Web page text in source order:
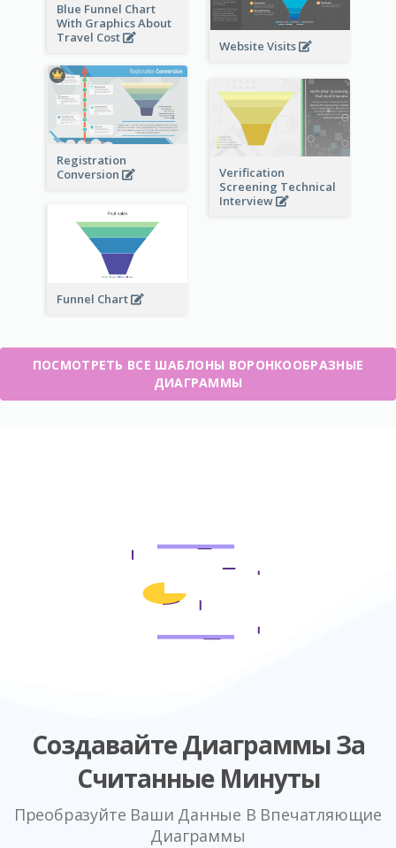
Blue Funnel Chart
With Graphics About
Travel Cost
Website Visits
Registration
Conversion
Verification
Screening Technical
Interview
Funnel Chart
ПОСМОТРЕТЬ ВСЕ ШАБЛОНЫ ВОРОНКООБРАЗНЫЕ
ДИАГРАММЫ
Создавайте Диаграммы За
Считанные Минуты
Преобразуйте Ваши Данные В Впечатляющие
Диаграммы